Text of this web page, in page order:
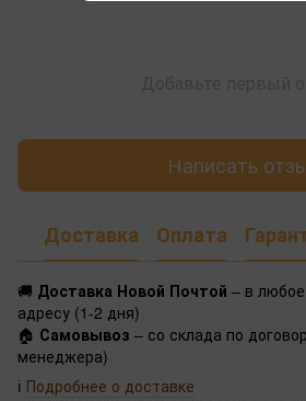
Написать
Доставка Оплата
🚚 Доставка Новой Почтой – в
адресу (1-2 дня)
🏠 Самовывоз – со склада по
менеджера)
ℹ️ Подробнее о доставке